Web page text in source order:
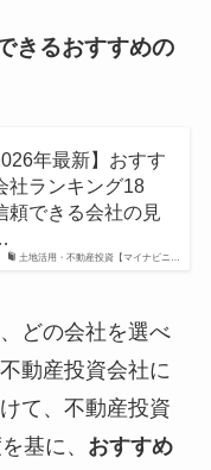
きるおすすめの
土地活用・不動産投資【マイナビニ…
年最新】おすす
社ランキング18
頼できる会社の見
どの会社を選べ
動産投資会社に
て、不動産投資
基に、 おすすめ